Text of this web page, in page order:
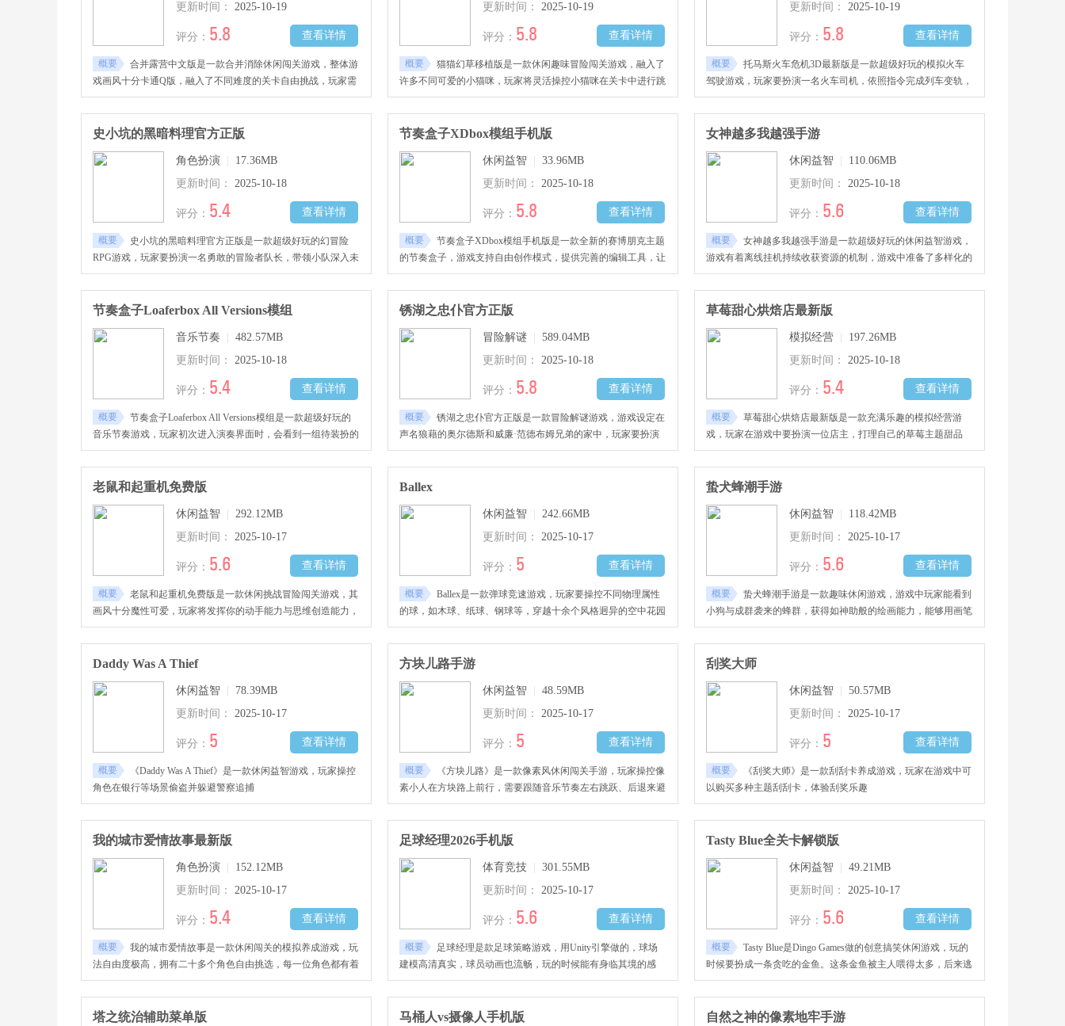
更新时间：
2025-10-19
查看详情
评分： 5.8
概要
合并露营中文版是一款合并消除休闲闯关游戏，整体游
戏画风十分卡通Q版，融入了不同难度的关卡自由挑战，玩家需
要在关卡中将相同颜色的水果进行合并消除，通过完成任务收获
更多丰富的装饰品、道具、家具、露营地中所需的物品等装饰你
的露营地，带领更加朋友一起露营玩耍，感兴趣的玩家千万不要
更新时间：
2025-10-19
查看详情
评分： 5.8
概要
猫猫幻草移植版是一款休闲趣味冒险闯关游戏，融入了
许多不同可爱的小猫咪，玩家将灵活操控小猫咪在关卡中进行跳
跃，移动在不同的方块中进行行动，躲避障碍物与危险，寻找关
键性的线索道具发挥思维脑洞进行推理解谜，揭开隐藏的真相，
完成任务顺利通关，感兴趣的玩家千万不要错过哦！
更新时间：
2025-10-19
查看详情
评分： 5.8
概要
托马斯火车危机3D最新版是一款超级好玩的模拟火车
驾驶游戏，玩家要扮演一名火车司机，依照指令完成列车变轨，
让红色列车驶入红色库房、绿色列车进入绿色库房，有序地进行
行车调度，就能顺利通过关卡考验，喜欢的朋友欢迎到本站下载
试玩吧！
史小坑的黑暗料理官方正版
角色扮演
17.36MB
更新时间：
2025-10-18
查看详情
评分： 5.4
概要
史小坑的黑暗料理官方正版是一款超级好玩的幻冒险
RPG游戏，玩家要扮演一名勇敢的冒险者队长，带领小队深入未
知大陆，与各种怪物和挑战战斗，收集诡异食材，研发黑暗食
谱，使用这些料理赋予佣兵颠覆常理的战斗异能，丰富的任务和
关卡设计，喜欢的朋友快来下载试玩吧！
节奏盒子XDbox模组手机版
休闲益智
33.96MB
更新时间：
2025-10-18
查看详情
评分： 5.8
概要
节奏盒子XDbox模组手机版是一款全新的赛博朋克主题
的节奏盒子，游戏支持自由创作模式，提供完善的编辑工具，让
每位玩家都能体验成为音乐制作人的乐趣。每位角色都配备独特
造型与专属声效，还能邀请好友共同参与挑战，感兴趣的小伙伴
快来下载吧！
女神越多我越强手游
休闲益智
110.06MB
更新时间：
2025-10-18
查看详情
评分： 5.6
概要
女神越多我越强手游是一款超级好玩的休闲益智游戏，
游戏有着离线挂机持续收获资源的机制，游戏中准备了多样化的
女神卡牌与武器装备，玩家要扮演召唤师角色，结识各具特色的
女神同伴，把她们全部招入队伍，配合各类道具使用与战术布
置，顺利攻克各项关卡考验，喜欢的朋友快来下载吧！
节奏盒子Loaferbox All Versions模组
音乐节奏
482.57MB
更新时间：
2025-10-18
查看详情
评分： 5.4
概要
节奏盒子Loaferbox All Versions模组是一款超级好玩的
音乐节奏游戏，玩家初次进入演奏界面时，会看到一组待装扮的
角色形象，角色下方准备了大量服饰选项，每件服装都对应一种
独特声效。玩家可按照个人构思进行自由搭配，喜欢的朋友快来
下载吧！
锈湖之忠仆官方正版
冒险解谜
589.04MB
更新时间：
2025-10-18
查看详情
评分： 5.8
概要
锈湖之忠仆官方正版是一款冒险解谜游戏，游戏设定在
声名狼藉的奥尔德斯和威廉·范德布姆兄弟的家中，玩家要扮演
一名管家，在这座充满秘密与谜团的宅邸中工作，解开各种谜
题，照料宅邸，帮助两兄弟实现他们的炼金术梦想，喜欢的小伙
伴快来下载试玩吧！
草莓甜心烘焙店最新版
模拟经营
197.26MB
更新时间：
2025-10-18
查看详情
评分： 5.4
概要
草莓甜心烘焙店最新版是一款充满乐趣的模拟经营游
戏，玩家在游戏中要扮演一位店主，打理自己的草莓主题甜品
屋，为客人制作各式各样的糕点和饮品，用心做出美味甜点，招
揽更多顾客，慢慢发展你的业务，让你的小店越来越兴旺，喜欢
的朋友快来下载吧！
老鼠和起重机免费版
休闲益智
292.12MB
更新时间：
2025-10-17
查看详情
评分： 5.6
概要
老鼠和起重机免费版是一款休闲挑战冒险闯关游戏，其
画风十分魔性可爱，玩家将发挥你的动手能力与思维创造能力，
合理的使用各种相关的工具进行使用与改造，拼凑出更多起重机
完成任务与挑战，收集更多零件、材料、工具等进行设计建造出
全新功能的工具，感兴趣的玩家千万不要错过哦！
Ballex
休闲益智
242.66MB
更新时间：
2025-10-17
查看详情
评分： 5
概要
Ballex是一款弹球竞速游戏，玩家要操控不同物理属性
的球，如木球、纸球、钢球等，穿越十余个风格迥异的空中花园
关卡
蛰犬蜂潮手游
休闲益智
118.42MB
更新时间：
2025-10-17
查看详情
评分： 5.6
概要
蛰犬蜂潮手游是一款趣味休闲游戏，游戏中玩家能看到
小狗与成群袭来的蜂群，获得如神助般的绘画能力，能够用画笔
创造出各种形态的阻挡物，用来成功拦截蜂群，保护小狗免遭叮
咬，喜欢的小伙伴欢迎到当游网下载试玩吧！
Daddy Was A Thief
休闲益智
78.39MB
更新时间：
2025-10-17
查看详情
评分： 5
概要
《Daddy Was A Thief》是一款休闲益智游戏，玩家操控
角色在银行等场景偷盗并躲避警察追捕
方块儿路手游
休闲益智
48.59MB
更新时间：
2025-10-17
查看详情
评分： 5
概要
《方块儿路》是一款像素风休闲闯关手游，玩家操控像
素小人在方块路上前行，需要跟随音乐节奏左右跳跃、后退来避
开障碍、收集糖果
刮奖大师
休闲益智
50.57MB
更新时间：
2025-10-17
查看详情
评分： 5
概要
《刮奖大师》是一款刮刮卡养成游戏，玩家在游戏中可
以购买多种主题刮刮卡，体验刮奖乐趣
我的城市爱情故事最新版
角色扮演
152.12MB
更新时间：
2025-10-17
查看详情
评分： 5.4
概要
我的城市爱情故事是一款休闲闯关的模拟养成游戏，玩
法自由度极高，拥有二十多个角色自由挑选，每一位角色都有着
专属的背景故事与天赋属性，玩家可以自由选择培养，自定义装
修你的房屋，解锁服装与饰品搭配打扮你的角色形象，自由自在
的城市中进行逛街购物等，找到心爱对象进行谈恋爱等，感兴趣
足球经理2026手机版
体育竞技
301.55MB
更新时间：
2025-10-17
查看详情
评分： 5.6
概要
足球经理是款足球策略游戏，用Unity引擎做的，球场
建模高清真实，球员动画也流畅，玩的时候能有身临其境的感
觉。玩的时候要扮演足球俱乐部经理，赛季日常里得好好管球
队，争取把联赛冠军拿下来。游戏里能安排球员训练，根据对手
情况调整战术，还能在转会期挑合适的球员加入队伍，平时也得
Tasty Blue全关卡解锁版
休闲益智
49.21MB
更新时间：
2025-10-17
查看详情
评分： 5.6
概要
Tasty Blue是Dingo Games做的创意搞笑休闲游戏，玩的
时候要扮成一条贪吃的金鱼。这条金鱼被主人喂得太多，后来逃
进大海，见着啥都能吞。吃的东西越多，金鱼就长得越大，到最
后还能扮成饿肚子的海豚，或是贪心的鲨鱼。玩的时候能不断解
锁新关卡和道具，能体验从弱慢慢变厉害的过程。玩法特别简
塔之统治辅助菜单版 马桶人vs摄像人手机版 自然之神的像素地牢手游